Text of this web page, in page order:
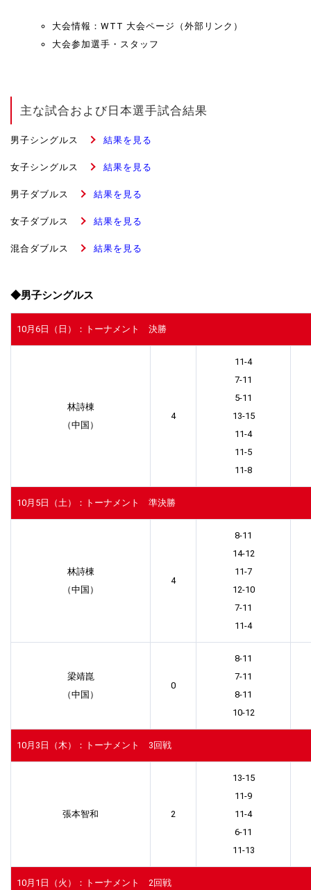
大会情報： WTT 大会ページ（外部リンク）
大会参加選手・スタッフ
主な試合および日本選手試合結果
男子シングルス 結果を見る
女子シングルス 結果を見る
男子ダブルス 結果を見る
女子ダブルス 結果を見る
混合ダブルス 結果を見る
◆男子シングルス
10月6日（日）：トーナメント 決勝
林詩棟
（中国）
4
11-4
7-11
5-11
13-15
11-4
11-5
11-8
10月5日（土）：トーナメント 準決勝
林詩棟
（中国）
4
8-11
14-12
11-7
12-10
7-11
11-4
梁靖崑
（中国）
0
8-11
7-11
8-11
10-12
10月3日（木）：トーナメント 3回戦
張本智和 2
13-15
11-9
11-4
6-11
11-13
10月1日（火）：トーナメント 2回戦